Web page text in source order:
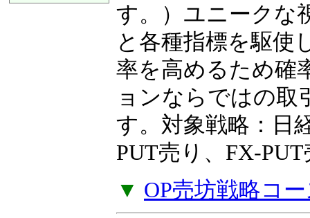
では「2」以上で
す。）ユニークな
と各種指標を駆使
率を高めるため確
ョンならではの取
す。対象戦略：日
PUT売り、FX-